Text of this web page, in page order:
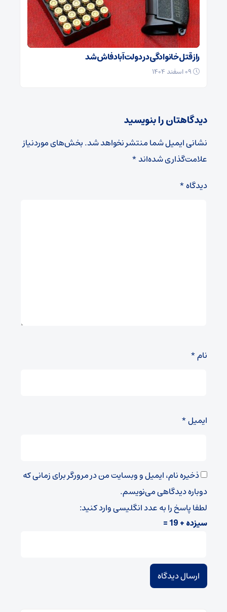
راز قتل خانوادگی در دولت‌آباد فاش شد
دیدگاهتان را بنویسید
نشانی ایمیل شما منتشر نخواهد شد.بخش‌های موردنیاز
علامت‌گذاری شده‌اند*
دیدگاه*
نام*
ایمیل*
ذخیره نام، ایمیل و وبسایت من در مرورگر برای زمانی که
دوباره دیدگاهی می‌نویسم.
لطفا پاسخ را به عدد انگلیسی وارد کنید:
سیزده + 19 =